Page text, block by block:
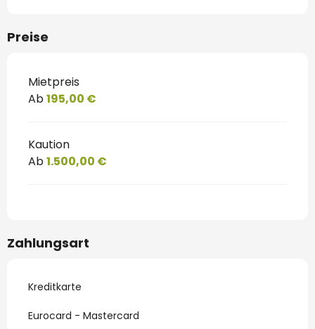
Preise
Mietpreis
Ab195,00 €
Kaution
Ab1.500,00 €
Zahlungsart
Kreditkarte
Eurocard - Mastercard